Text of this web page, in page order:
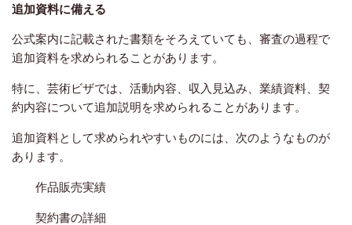
追加資料に備える
公式案内に記載された書類をそろえていても、審査の過程で
追加資料を求められることがあります。
特に、芸術ビザでは、活動内容、収入見込み、業績資料、契
約内容について追加説明を求められることがあります。
追加資料として求められやすいものには、次のようなものが
あります。
作品販売実績
契約書の詳細